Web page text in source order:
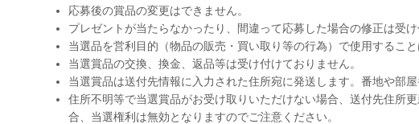
応募後の賞品の変更はできません。
プレゼントが当たらなかったり、間違って応募した場合の修正は受け
当選品を営利目的（物品の販売・買い取り等の行為）で使用すること
当選賞品の交換、換金、返品等は受け付けておりません。
当選賞品は送付先情報に入力された住所宛に発送します。番地や部
住所不明等で当選賞品がお受け取りいただけない場合、送付先住所
合、当選権利は無効となりますのでご注意ください。